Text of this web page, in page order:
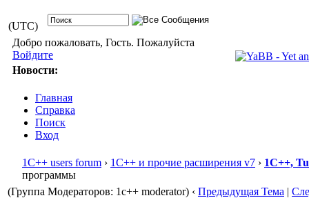
(UTC)
Добро пожаловать, Гость. Пожалуйста
Войдите
Новости:
Главная
Справка
Поиск
Вход
1С++ users forum › 1С++ и прочие расширения v7 › 1С++,
программы
(Группа Модераторов: 1c++ moderator) ‹ Предыдущая Тема |